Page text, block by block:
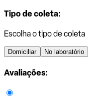
Tipo de coleta:
Escolha o tipo de coleta
Domiciliar No laboratório
Avaliações: